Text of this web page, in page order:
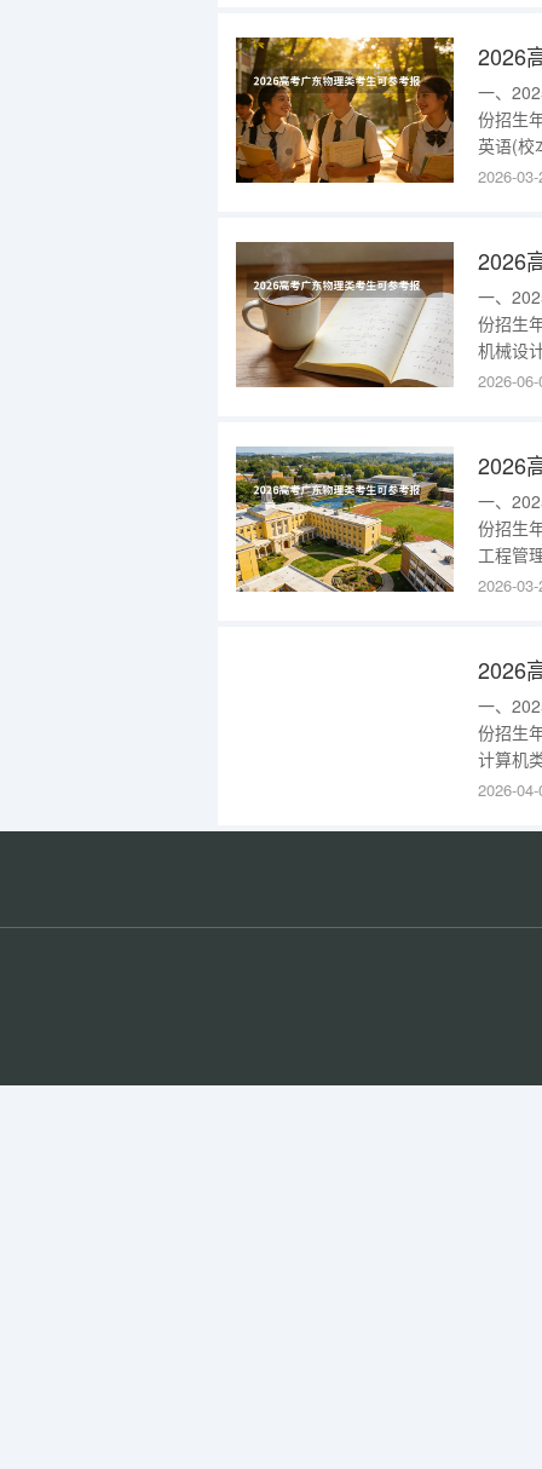
一、
份招生
英语(校
(校本部
2026-
一、
份招生
机械设
据科学
2026-
一、
份招生
工程管
批智慧
2026-
一、
份招生
计算机
技术，
求，请
2026-